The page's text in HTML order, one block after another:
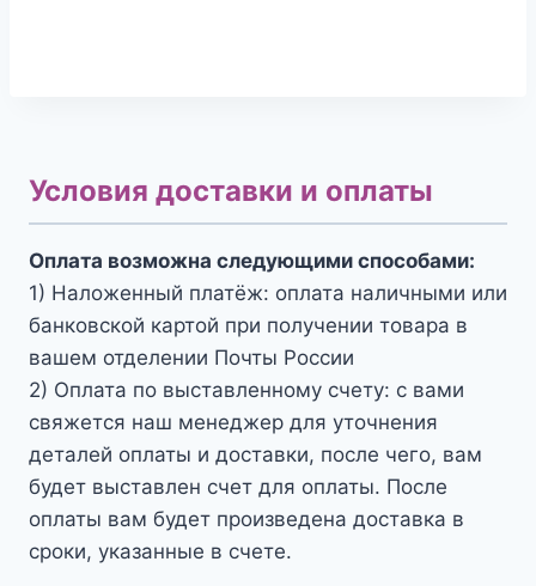
Условия доставки и оплаты
Оплата возможна следующими способами:
1) Наложенный платёж: оплата наличными или
банковской картой при получении товара в
вашем отделении Почты России
2) Оплата по выставленному счету: с вами
свяжется наш менеджер для уточнения
деталей оплаты и доставки, после чего, вам
будет выставлен счет для оплаты. После
оплаты вам будет произведена доставка в
сроки, указанные в счете.